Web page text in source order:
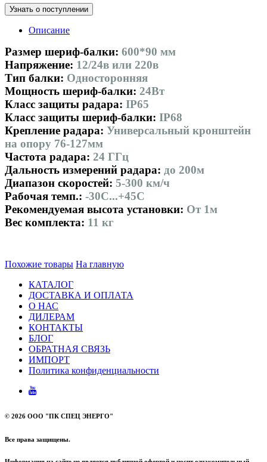
Узнать о поступлении
Описание
Размер шериф-балки: 600*90 мм
Напряжение: 12/24в или 220в
Тип балки: Односторонняя
Мощность шериф-балки: 24Вт
Класс защиты радара: IP65
Класс защиты шериф-балки: IP68
Крепление радара: Универсальный кронштейн
на опору 76-127мм
Частота радара: 24 ГГц
Дальность измерений радара: до 200м
Диапазон скоростей: 5-300 км/ч
Рабочая темп.: -30С...+45С
Рекомендуемая высота установки: От 1м
Вес комплекта: 11 кг
Похожие товары На главную
КАТАЛОГ
ДОСТАВКА И ОПЛАТА
О НАС
ДИЛЕРАМ
КОНТАКТЫ
БЛОГ
ОБРАТНАЯ СВЯЗЬ
ИМПОРТ
Политика конфиденциальности
© 2026 ООО "ПК СПЕЦ ЭНЕРГО"
Все права защищены.